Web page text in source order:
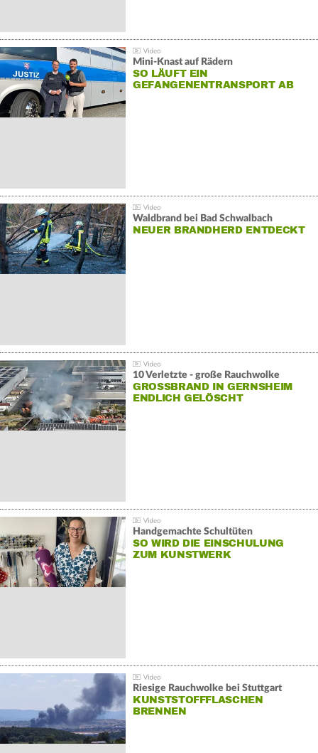
Mini-Knast auf Rädern
SO LÄUFT EIN
GEFANGENENTRANSPORT AB
Waldbrand bei Bad Schwalbach
NEUER BRANDHERD ENTDECKT
10 Verletzte - große Rauchwolke
GROSSBRAND IN GERNSHEIM E
NDLICH GELÖSCHT
Handgemachte Schultüten
SO WIRD DIE EINSCHULUNG
ZUM KUNSTWERK
Riesige Rauchwolke bei Stuttgart
KUNSTSTOFFFLASCHEN
BRENNEN